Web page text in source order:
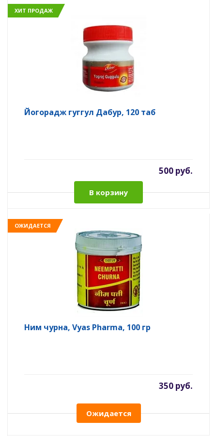
ХИТ ПРОДАЖ
Йогорадж гуггул Дабур, 120 таб
500 руб.
В корзину
ОЖИДАЕТСЯ
Ним чурна, Vyas Pharma, 100 гр
350 руб.
Ожидается